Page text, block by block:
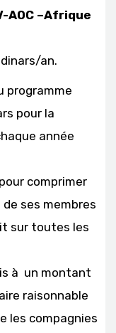
AOC –Afrique
an.
programme
pour la
année
comprimer
de ses membres
sur toutes les
à un montant
raisonnable
les compagnies